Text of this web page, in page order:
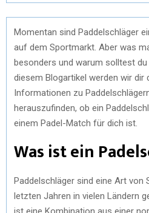
Momentan sind Paddelschläger
auf dem Sportmarkt. Aber was
besonders und warum solltest
diesem Blogartikel werden wir dir
Informationen zu
herauszufinden, ob ein
einem Padel-Match für dich ist.
Was ist ein
Paddelschläger sind eine Art von
letzten Jahren in vielen Ländern